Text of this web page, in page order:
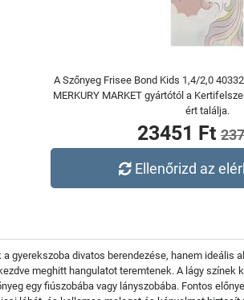
A Szőnyeg Frisee Bond Kids 1,4/2,0
MERKURY MARKET gyártótól a
ért találja.
23451 Ft
Ellenőrizd az
gyerekszoba divatos berendezése, hanem
meghitt hangulatot teremtenek. A lágy
egy fiúszobába vagy lányszobába. Fontos